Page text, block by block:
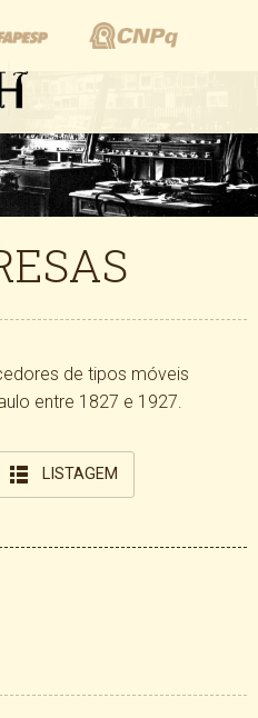
de tipos móveis
entre 1827 e 1927.
LISTAGEM